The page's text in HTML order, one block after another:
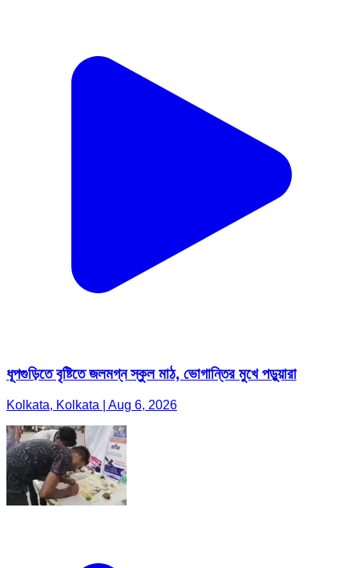
ধূপগুড়িতে বৃষ্টিতে জলমগ্ন স্কুল মাঠ, ভোগান্তির মুখে পড়ুয়ারা
Kolkata, Kolkata | Aug 6, 2026